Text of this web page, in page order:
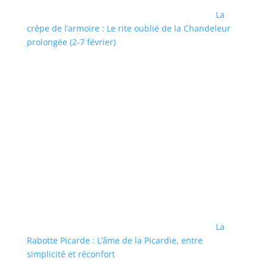
La
crêpe de l’armoire : Le rite oublié de la Chandeleur
prolongée (2-7 février)
La
Rabotte Picarde : L’âme de la Picardie, entre
simplicité et réconfort